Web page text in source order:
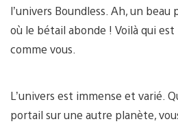
l’univers Boundless. Ah, un
où le bétail abonde ! Voilà qui
comme vous.
L’univers est immense et varié.
portail sur une autre planète,